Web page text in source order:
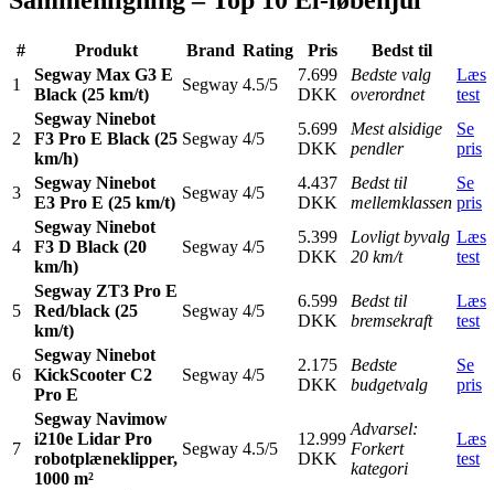
# Produkt Brand Rating Pris
Bedst til
1
Segway Max G3 E
Black (25 km/t)
Segway 4.5/5
7.699
DKK
Bedste valg
overordnet
Læs
test
2
Segway Ninebot
F3 Pro E Black (25
km/h)
Segway 4/5
5.699
DKK
Mest alsidige
pendler
Se
pris
3
Segway Ninebot
E3 Pro E (25 km/t)
Segway 4/5
4.437
DKK
Bedst til
mellemklassen
Se
pris
4
Segway Ninebot
F3 D Black (20
km/h)
Segway 4/5
5.399
DKK
Lovligt byvalg
20 km/t
Læs
test
5
Segway ZT3 Pro E
Red/black (25
km/t)
Segway 4/5
6.599
DKK
Bedst til
bremsekraft
Læs
test
6
Segway Ninebot
KickScooter C2
Pro E
Segway 4/5
2.175
DKK
Bedste
budgetvalg
Se
pris
7
Segway Navimow
i210e Lidar Pro
robotplæneklipper,
1000 m²
Segway 4.5/5
12.999
DKK
Advarsel:
Forkert
kategori
Læs
test